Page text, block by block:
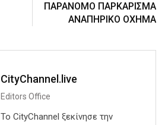
ΠΑΡΑΝΟΜΟ ΠΑΡΚΑΡΙΣΜΑ
ΑΝΑΠΗΡΙΚΟ ΟΧΗΜΑ
CityChannel.live
Editors Office
Το CityChannel ξεκίνησε την